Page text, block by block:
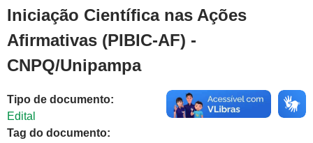
Iniciação Científica nas Ações
Afirmativas (PIBIC-AF) -
CNPQ/Unipampa
Tipo de documento:
Edital
Tag do documento: